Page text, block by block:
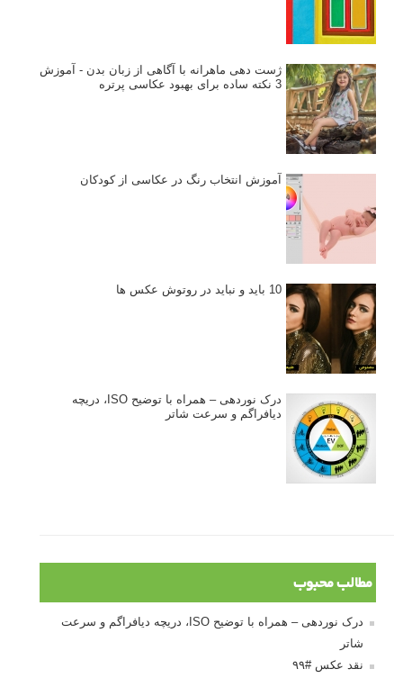
ژست دهی ماهرانه با آگاهی از زبان بدن - آموزش
3 نکته ساده برای بهبود عکاسی پرتره
آموزش انتخاب رنگ در عکاسی از کودکان
10 باید و نباید در روتوش عکس ها
درک نوردهی – همراه با توضیح ISO، دریچه
دیافراگم و سرعت شاتر
مطالب محبوب
درک نوردهی – همراه با توضیح ISO، دریچه دیافراگم و سرعت
شاتر
نقد عکس #۹۹